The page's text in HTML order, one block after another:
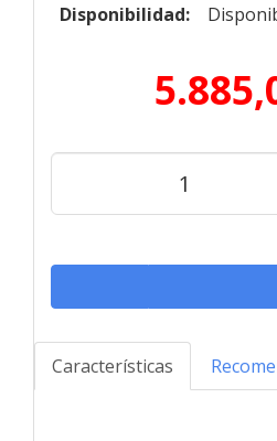
Disponibilidad:
Características